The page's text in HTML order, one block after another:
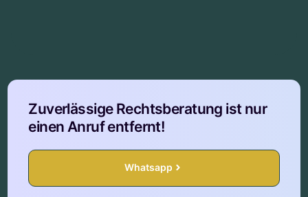
Zuverlässige Rechtsberatung ist nur
einen Anruf entfernt!
Whatsapp